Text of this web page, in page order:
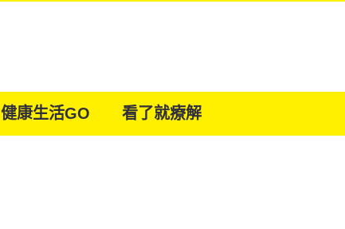
健康生活GO 看了就療解